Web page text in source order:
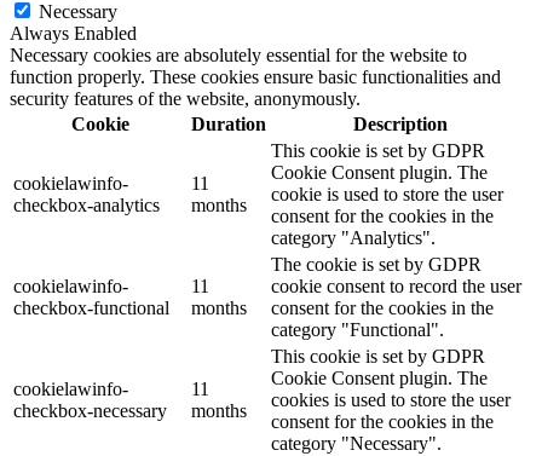
Necessary
Always Enabled
Necessary cookies are absolutely essential for the website to
function properly. These cookies ensure basic functionalities and
security features of the website, anonymously.
Cookie
Duration Description
cookielawinfo-
checkbox-analytics
11
months
This cookie is set by GDPR
Cookie Consent plugin. The
cookie is used to store the user
consent for the cookies in the
category "Analytics".
cookielawinfo-
checkbox-functional
11
months
The cookie is set by GDPR
cookie consent to record the user
consent for the cookies in the
category "Functional".
cookielawinfo-
checkbox-necessary
11
months
This cookie is set by GDPR
Cookie Consent plugin. The
cookies is used to store the user
consent for the cookies in the
category "Necessary".